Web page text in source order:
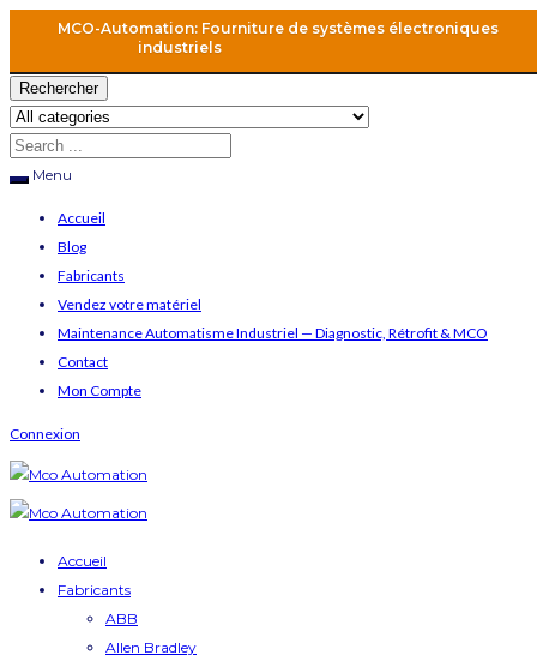
MCO-Automation: Fourniture de systèmes électroniques
industriels
Rechercher
Menu
Accueil
Blog
Fabricants
Vendez votre matériel
Maintenance Automatisme Industriel — Diagnostic, Rétrofit & MCO
Contact
Mon Compte
Connexion
Accueil
Fabricants
ABB
Allen Bradley